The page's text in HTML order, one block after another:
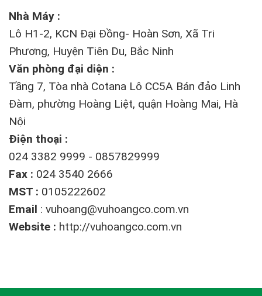
Nhà Máy :
Lô H1-2, KCN Đại Đồng- Hoàn Sơn, Xã Tri
Phương, Huyện Tiên Du, Bắc Ninh
Văn phòng đại diện :
Tầng 7, Tòa nhà Cotana Lô CC5A Bán đảo Linh
Đàm, phường Hoàng Liệt, quận Hoàng Mai, Hà
Nội
Điện thoại :
024 3382 9999 - 0857829999
Fax : 024 3540 2666
MST : 0105222602
Email : vuhoang@vuhoangco.com.vn
Website : http://vuhoangco.com.vn